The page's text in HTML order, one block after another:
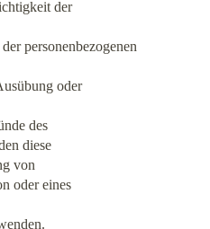
der
personenbezogenen
oder
des
diese
von
oder eines